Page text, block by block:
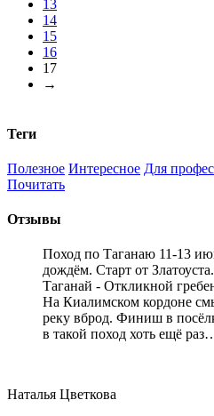
13
14
15
16
17
→
Теги
Полезное Интересное Для
Почитать
Отзывы
Поход по Таганаю 11-13
дождём. Старт от
Таганай - Откликной
На Киалимском кордоне
реку вброд. Финиш в
в такой поход хоть ещё
Наталья Цветкова